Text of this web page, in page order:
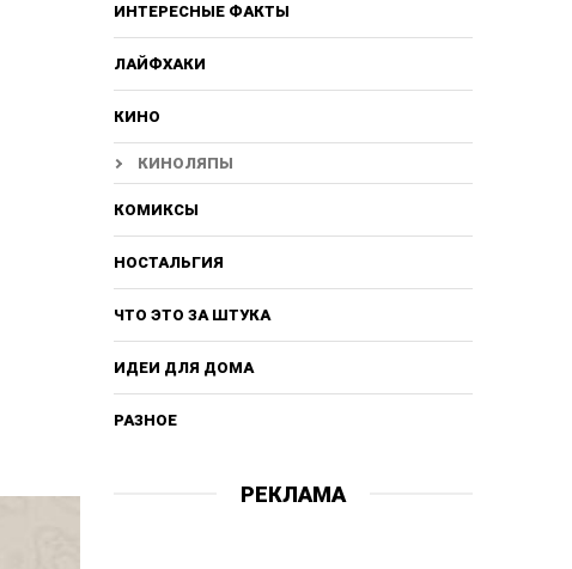
ИНТЕРЕСНЫЕ ФАКТЫ
ЛАЙФХАКИ
КИНО
КИНОЛЯПЫ
КОМИКСЫ
НОСТАЛЬГИЯ
ЧТО ЭТО ЗА ШТУКА
ИДЕИ ДЛЯ ДОМА
РАЗНОЕ
РЕКЛАМА